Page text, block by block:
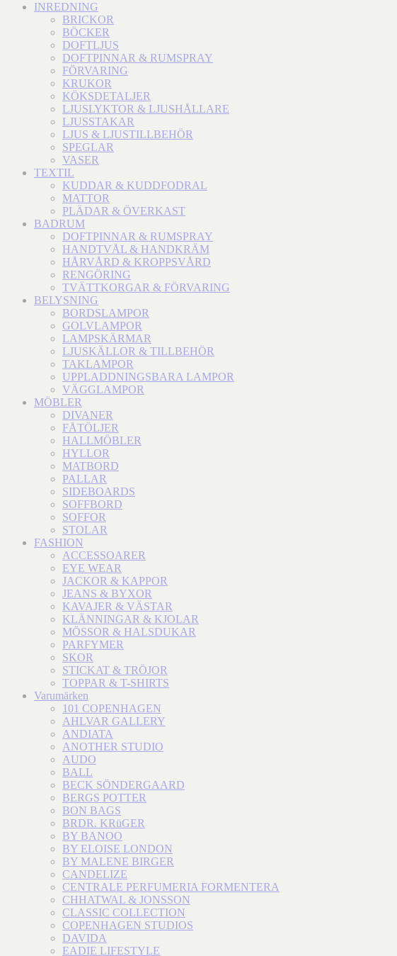
INREDNING
BRICKOR
BÖCKER
DOFTLJUS
DOFTPINNAR & RUMSPRAY
FÖRVARING
KRUKOR
KÖKSDETALJER
LJUSLYKTOR & LJUSHÅLLARE
LJUSSTAKAR
LJUS & LJUSTILLBEHÖR
SPEGLAR
VASER
TEXTIL
KUDDAR & KUDDFODRAL
MATTOR
PLÄDAR & ÖVERKAST
BADRUM
DOFTPINNAR & RUMSPRAY
HANDTVÅL & HANDKRÄM
HÅRVÅRD & KROPPSVÅRD
RENGÖRING
TVÄTTKORGAR & FÖRVARING
BELYSNING
BORDSLAMPOR
GOLVLAMPOR
LAMPSKÄRMAR
LJUSKÄLLOR & TILLBEHÖR
TAKLAMPOR
UPPLADDNINGSBARA LAMPOR
VÄGGLAMPOR
MÖBLER
DIVANER
FÅTÖLJER
HALLMÖBLER
HYLLOR
MATBORD
PALLAR
SIDEBOARDS
SOFFBORD
SOFFOR
STOLAR
FASHION
ACCESSOARER
EYE WEAR
JACKOR & KAPPOR
JEANS & BYXOR
KAVAJER & VÄSTAR
KLÄNNINGAR & KJOLAR
MÖSSOR & HALSDUKAR
PARFYMER
SKOR
STICKAT & TRÖJOR
TOPPAR & T-SHIRTS
Varumärken
101 COPENHAGEN
AHLVAR GALLERY
ANDIATA
ANOTHER STUDIO
AUDO
BALL
BECK SÖNDERGAARD
BERGS POTTER
BON BAGS
BRDR. KRüGER
BY BANOO
BY ELOISE LONDON
BY MALENE BIRGER
CANDELIZE
CENTRALE PERFUMERIA FORMENTERA
CHHATWAL & JONSSON
CLASSIC COLLECTION
COPENHAGEN STUDIOS
DAVIDA
EADIE LIFESTYLE